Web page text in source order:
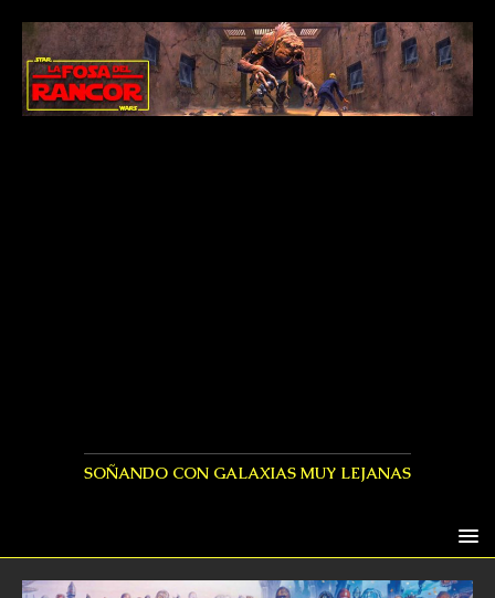
SOÑANDO CON GALAXIAS MUY LEJANAS